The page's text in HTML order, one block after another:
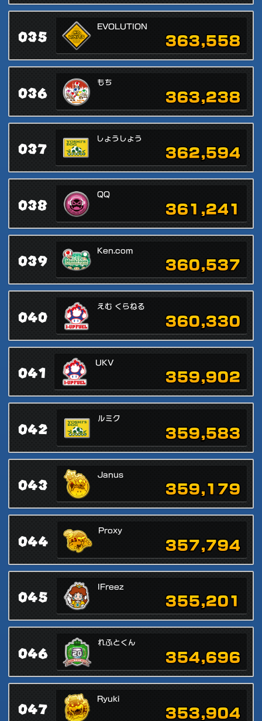
035
EVOLUTION
363,558
036
もち
363,238
037
しょうしょう
362,594
038
QQ
361,241
039
Ken.com
360,537
040
えむ くらねる
360,330
041
UKV
359,902
042
ルミク
359,583
043
Janus
359,179
044
Proxy
357,794
045
IFreez
355,201
046
れふとくん
354,696
047
Ryuki
353,904